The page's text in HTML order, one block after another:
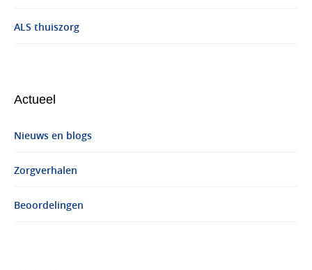
ALS thuiszorg
Actueel
Nieuws en blogs
Zorgverhalen
Beoordelingen